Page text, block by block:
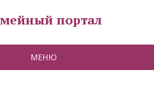
портал
МЕНЮ